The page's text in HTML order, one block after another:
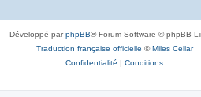
Développé parphpBB® Forum Software © phpBB
Traduction française officielle ©Miles Cellar
Confidentialité | Conditions